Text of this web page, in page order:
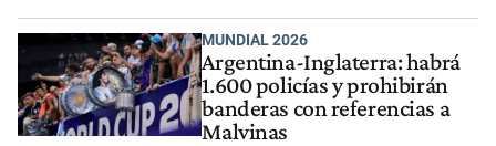
MUNDIAL 2026
Argentina-Inglaterra: habrá
1.600 policías y prohibirán
banderas con referencias a
Malvinas